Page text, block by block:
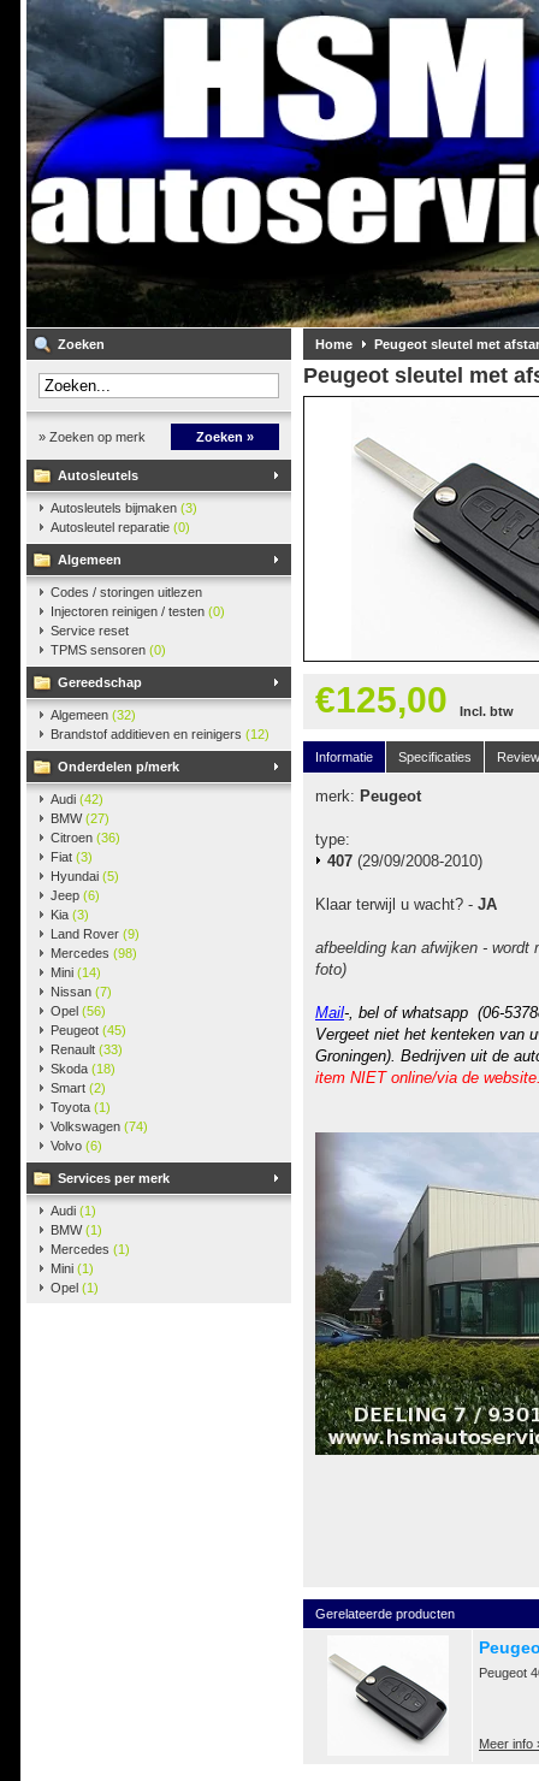
Zoeken
» Zoeken op merk Zoeken »
Autosleutels
Autosleutels bijmaken (3)
Autosleutel reparatie (0)
Algemeen
Codes / storingen uitlezen
Injectoren reinigen / testen (0)
Service reset
TPMS sensoren (0)
Gereedschap
Algemeen (32)
Brandstof additieven en reinigers (12)
Onderdelen p/merk
Audi (42)
BMW(27)
Citroen (36)
Fiat (3)
Hyundai (5)
Jeep (6)
Kia (3)
Land Rover (9)
Mercedes (98)
Mini (14)
Nissan (7)
Opel (56)
Peugeot (45)
Renault (33)
Skoda (18)
Smart (2)
Toyota (1)
Volkswagen (74)
Volvo (6)
Services per merk
Audi (1)
BMW(1)
Mercedes (1)
Mini (1)
Opel (1)
Home Peugeot sleutel met
Peugeot sleutel met
€125,00 Incl. btw
Informatie Specificaties
merk: Peugeot
type:
407 (29/09/2008-2010)
Klaar terwijl u wacht? - JA
afbeelding kan afwijken -
foto)
Mail-, bel of whatsapp (06-
Vergeet niet het kenteken van
Groningen). Bedrijven uit de
item NIET online/via de
Gerelateerde producten
Peugeot
Meer info